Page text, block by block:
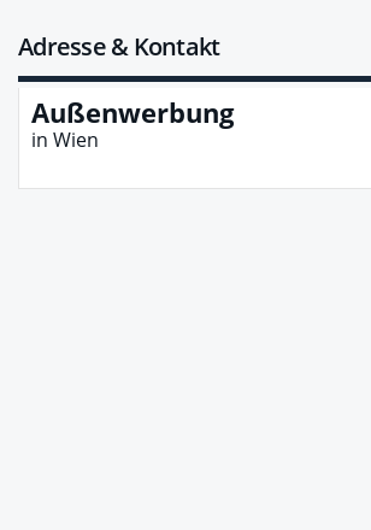
Adresse & Kontakt
Außenwerbung
in Wien